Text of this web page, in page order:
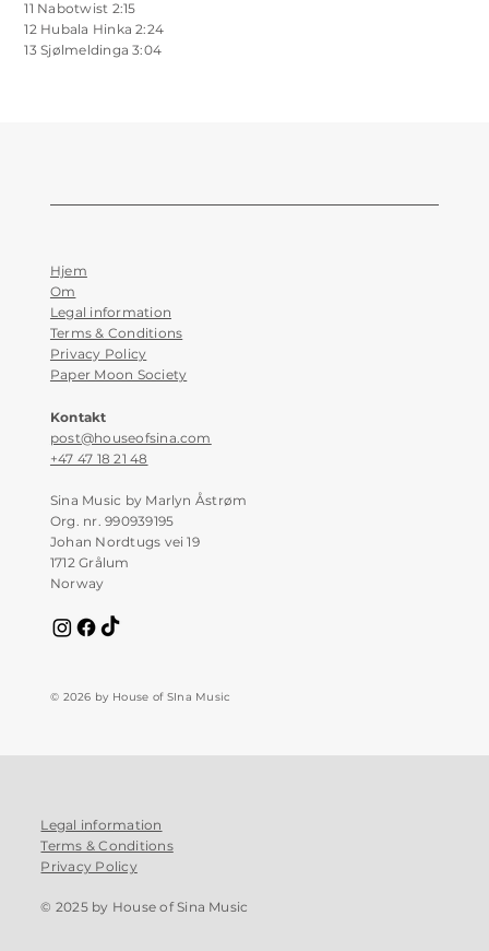
11 Nabotwist 2:15
12 Hubala Hinka 2:24
13 Sjølmeldinga 3:04
Kontakt
post@houseofsina.com
+47 47 18 21 48
Sina Music by Marlyn Åstrøm
Org. nr. 990939195
Johan Nordtugs vei 19
1712 Grålum
Norway
Hjem
Om
Legal information
Terms & Conditions
Privacy Policy
Paper Moon Society
© 2026 by House of SIna Music
Legal information
Terms & Conditions
Privacy Policy
© 2025 by House of Sina Music